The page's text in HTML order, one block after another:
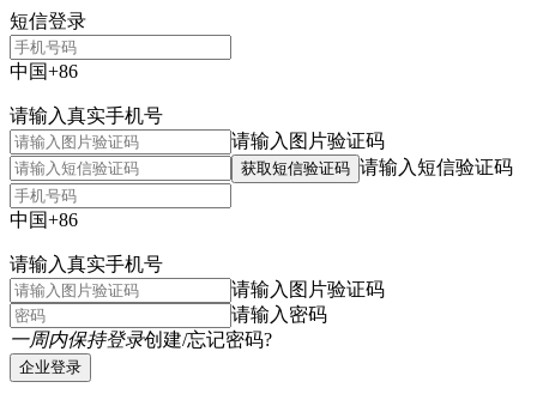
短信登录
中国+86
请输入真实手机号
请输入图片验证码
获取短信验证码 请输入短信验证码
中国+86
请输入真实手机号
请输入图片验证码
请输入密码
一周内保持登录创建/忘记密码?
企业登录